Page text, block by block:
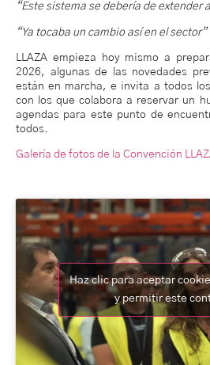
“Este sistema se debería de extender
“Ya tocaba un cambio así en el sector”
LLAZA empieza hoy mismo a
2026, algunas de las novedades
están en marcha, e invita a todos
con los que colabora a reservar un
agendas para este punto de
todos.
Galería de fotos de la Convención
Haz clic para aceptar
y permitir este